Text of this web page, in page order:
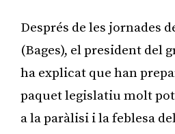
Després de les jornades
(Bages), el president del
ha explicat que han
paquet legislatiu molt
a la paràlisi i la feblesa